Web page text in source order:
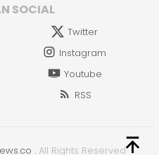
SOCIAL
Twitter
Instagram
Youtube
RSS
. All Rights Reserved